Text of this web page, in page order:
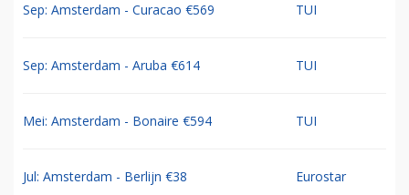
Sep: Amsterdam - Curacao €569 TUI
Sep: Amsterdam - Aruba €614 TUI
Mei: Amsterdam - Bonaire €594 TUI
Jul: Amsterdam - Berlijn €38 Eurostar